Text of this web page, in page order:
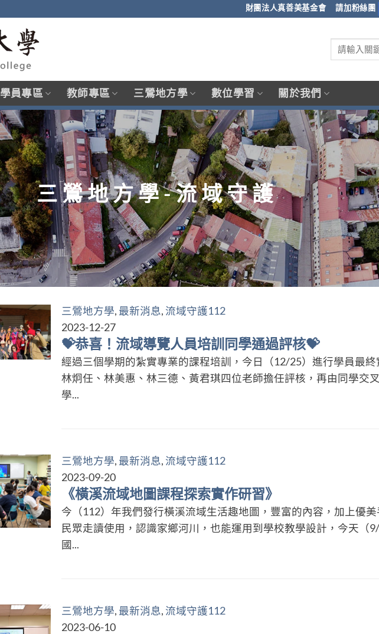
財團法人真善美基金會 請加粉絲團
學員專區 教師專區 三鶯地方學 數位學習 關於我們
三鶯地方學-流域守護
三鶯地方學, 最新消息, 流域守護112
2023-12-27
💝恭喜！流域導覽人員培訓同學通過評核💝
經過三個學期的紮實專業的課程培訓，今日（12/25）進行學員最終
林炯任、林美惠、林三德、黃君琪四位老師擔任評核，再由同學交
學...
三鶯地方學, 最新消息, 流域守護112
2023-09-20
《橫溪流域地圖課程探索實作研習》
今（112）年我們發行橫溪流域生活趣地圖，豐富的內容，加上優
民眾走讀使用，認識家鄉河川，也能運用到學校教學設計，今天（
國...
三鶯地方學, 最新消息, 流域守護112
2023-06-10